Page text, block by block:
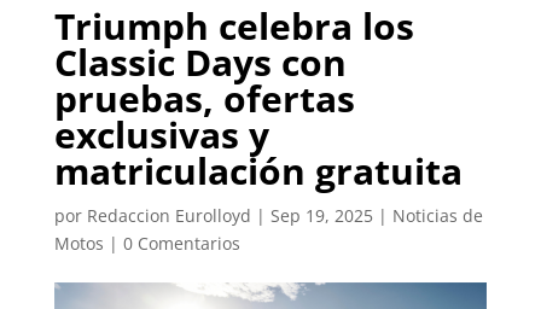
Triumph celebra los
Classic Days con
pruebas, ofertas
exclusivas y
matriculación gratuita
por Redaccion Eurolloyd | Sep 19, 2025| Noticias de
Motos | 0 Comentarios